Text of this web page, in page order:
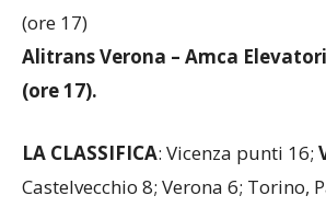
(ore 17)
Alitrans Verona – Amca
(ore 17).
LA CLASSIFICA: Vicenza punti 16;
Castelvecchio 8; Verona 6; Torino,